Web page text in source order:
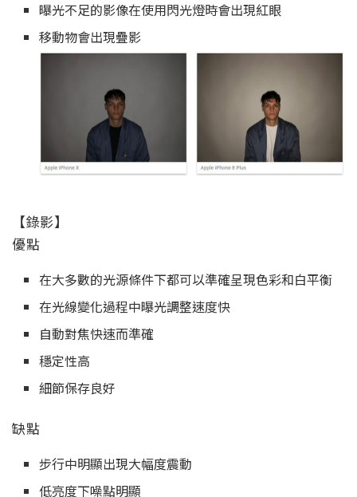
曝光不足的影像在使用閃光燈時會出現紅眼
移動物會出現疊影
【錄影】
優點
在大多數的光源條件下都可以準確呈現色彩和白平衡
在光線變化過程中曝光調整速度快
自動對焦快速而準確
穩定性高
細節保存良好
缺點
步行中明顯出現大幅度震動
低亮度下噪點明顯